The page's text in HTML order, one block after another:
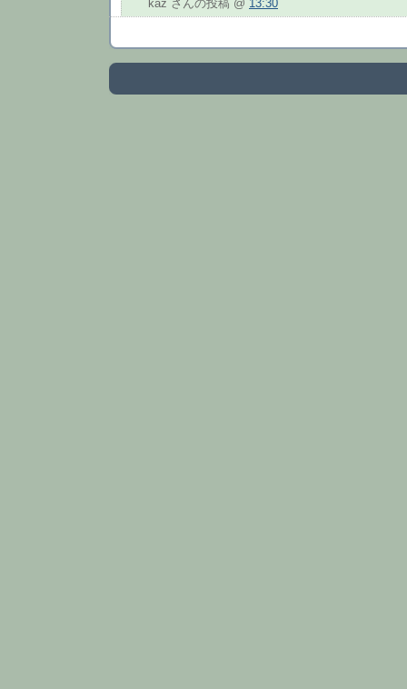
kaz さんの投稿 @ 13:30